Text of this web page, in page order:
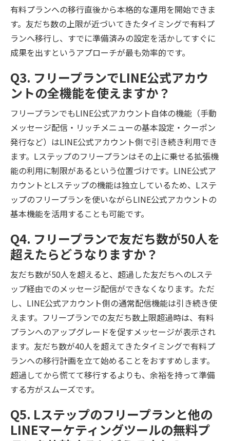
有料プランへの移行直後から本格的な運用を開始できま
す。友だち数の上限が近づいてきたタイミングで有料プ
ランへ移行し、すでに準備済みの設定を活かしてすぐに
成果を出すというアプローチが最も効率的です。
Q3. フリープランでLINE公式アカウ
ントの全機能を使えますか？
フリープランでもLINE公式アカウント自体の機能（手動
メッセージ配信・リッチメニューの基本設定・クーポン
発行など）はLINE公式アカウント側で引き続き利用でき
ます。Lステップのフリープランはその上に乗せる拡張機
能の利用に制限があるという位置づけです。LINE公式ア
カウントとLステップの機能は独立しているため、Lステ
ップのフリープランを使いながらLINE公式アカウントの
基本機能を活用することも可能です。
Q4. フリープランで友だち数が50人を
超えたらどうなりますか？
友だち数が50人を超えると、超過した友だちへのLステ
ップ経由でのメッセージ配信ができなくなります。ただ
し、LINE公式アカウント側の通常配信機能は引き続き使
えます。フリープランでの友だち数上限超過時は、有料
プランへのアップグレードを促すメッセージが表示され
ます。友だち数が40人を超えてきたタイミングで有料プ
ランへの移行計画を立て始めることをおすすめします。
超過してから慌てて移行するよりも、余裕を持って準備
する方がスムーズです。
Q5. Lステップのフリープランと他の
LINEマーケティングツールの無料プ